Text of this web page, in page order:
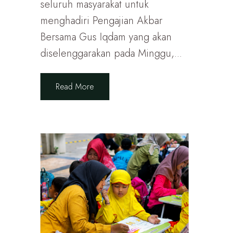
seluruh masyarakat untuk
menghadiri Pengajian Akbar
Bersama Gus Iqdam yang akan
diselenggarakan pada Minggu,...
Read More